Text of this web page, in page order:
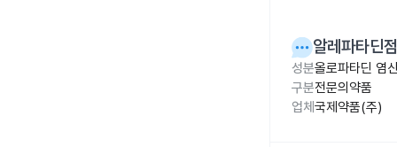
알레파타딘
성분올로파타딘 염
구분전문의약품
업체 국제약품(주)